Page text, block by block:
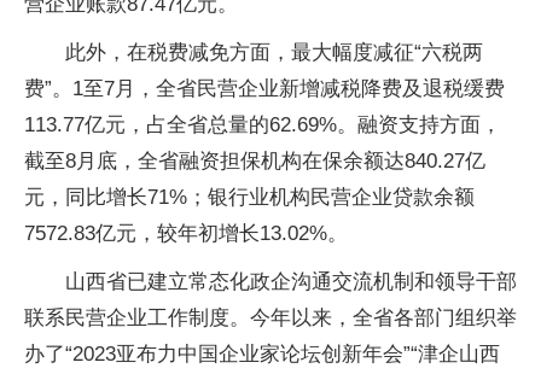
此外，在税费减免方面，最大幅度减征“六税两
费”。1至7月，全省民营企业新增减税降费及退税缓费
113.77亿元，占全省总量的62.69%。融资支持方面，
截至8月底，全省融资担保机构在保余额达840.27亿
元，同比增长71%；银行业机构民营企业贷款余额
7572.83亿元，较年初增长13.02%。
山西省已建立常态化政企沟通交流机制和领导干部
联系民营企业工作制度。今年以来，全省各部门组织举
办了“2023亚布力中国企业家论坛创新年会”“津企山西